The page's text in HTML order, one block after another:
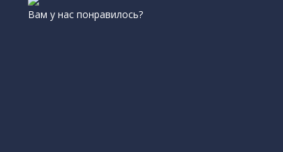
Вам у нас понравилось?